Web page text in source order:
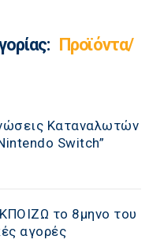
Προϊόντα/
Καταναλωτών
Switch”
το 8μηνο του
αγορές